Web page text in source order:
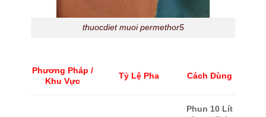
thuocdiet muoi permethor5
Phương Pháp /
Khu Vực
Tỷ Lệ Pha Cách Dùng
Phun 10 Lít